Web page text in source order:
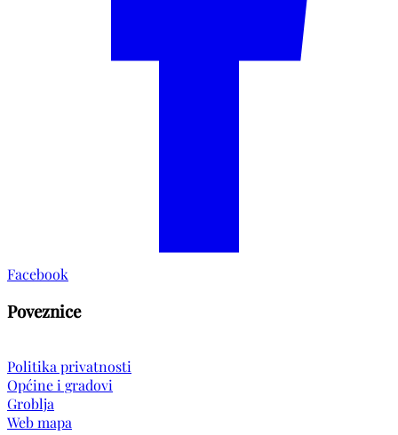
Facebook
Poveznice
Politika privatnosti
Općine i gradovi
Groblja
Web mapa